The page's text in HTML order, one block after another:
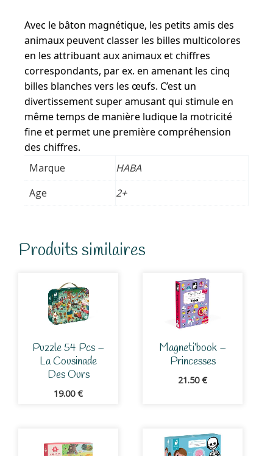
Avec le bâton magnétique, les petits amis des
animaux peuvent classer les billes multicolores
en les attribuant aux animaux et chiffres
correspondants, par ex. en amenant les cinq
billes blanches vers les œufs. C’est un
divertissement super amusant qui stimule en
même temps de manière ludique la motricité
fine et permet une première compréhension
des chiffres.
Marque
HABA
Age
2+
Produits similaires
Puzzle 54 Pcs –
La Cousinade
Des Ours
19.00€
Magneti’book –
Princesses
21.50€